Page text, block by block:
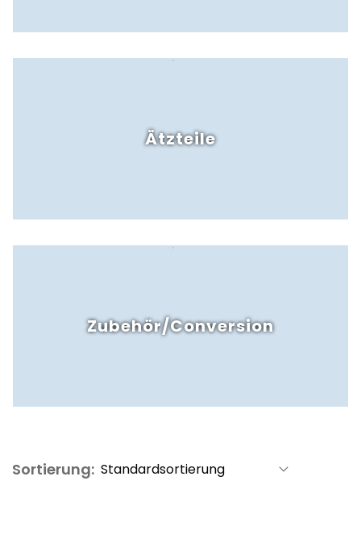
Ätzteile
Zubehör/Conversion
Sortierung: